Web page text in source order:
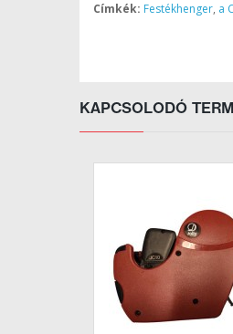
Címkék: Festékhenger, a C
KAPCSOLODÓ